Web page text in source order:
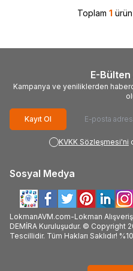
Toplam 1
E-
Kampanya ve yeniliklerden
Kayıt Ol
KVKK Sözleşmesi'ni
Sosyal Medya
LokmanAVM.com-Lokman
DEMİRA Kuruluşudur. © Copyright
Tescillidir. Tüm Hakları Saklıdır!